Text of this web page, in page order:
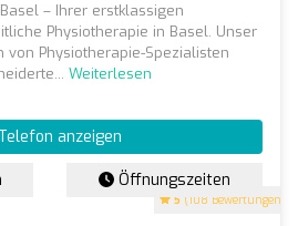
5 (108 Bewertungen)
– Ihrer erstklassigen
Physiotherapie in Basel. Unser
Physiotherapie-Spezialisten
Weiterlesen
Telefon anzeigen
Öffnungszeiten